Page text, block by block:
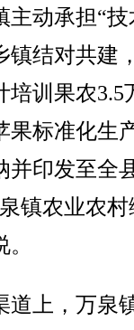
主动承担“
镇结对共建
培训果农3.5
果标准化生
并印发至全
镇农业农
上，万泉镇